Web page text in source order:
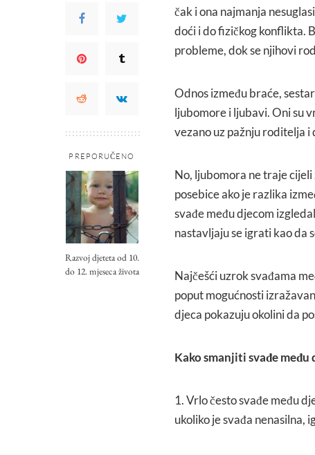
PREPORUČENO
Razvoj djeteta od 10.
do 12. mjeseca života
čak i ona najmanja
doći i do fizičkog konflikta.
probleme, dok se njihovi
Odnos između braće,
ljubomore i ljubavi. Oni su
vezano uz pažnju roditelja
No, ljubomora ne traje cijeli
posebice ako je razlika
svađe među djecom
nastavljaju se igrati kao da
Najčešći uzrok svađama
poput mogućnosti
djeca pokazuju okolini da
Kako smanjiti svađe među
1. Vrlo često svađe među
ukoliko je svađa nenasilna,